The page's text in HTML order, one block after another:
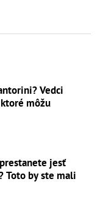
Vedci
môžu
jesť
Toto by ste mali